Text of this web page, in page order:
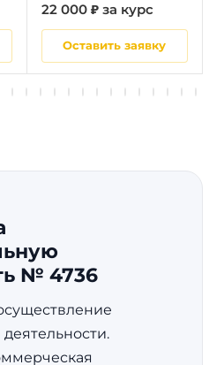
22 000 ₽ за курс
Оставить заявку
№ 4736